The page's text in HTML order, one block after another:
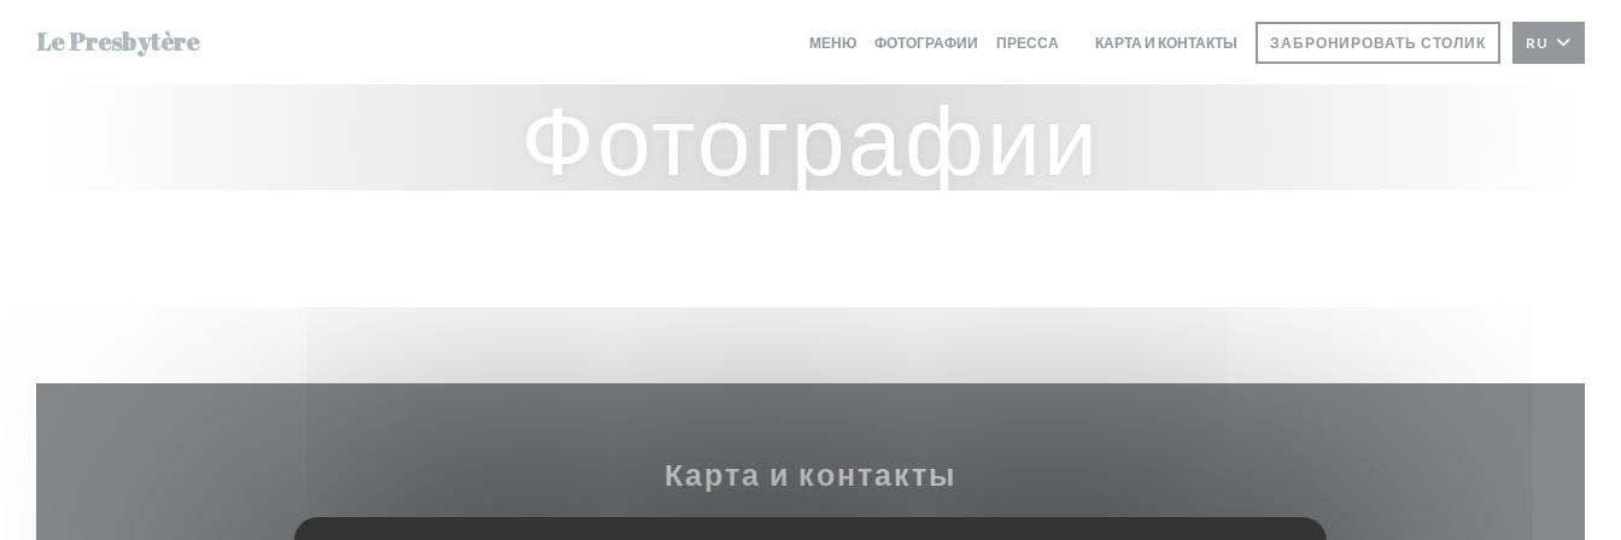
Le Presbytère МЕНЮ ФОТОГРАФИИ ПРЕССА
((ОТКРЫВАЕТСЯ В НОВОМ ОКНЕ))
КАРТА И КОНТАКТЫ ЗАБРОНИРОВАТЬ СТОЛИК RU
Фотографии
Карта и контакты